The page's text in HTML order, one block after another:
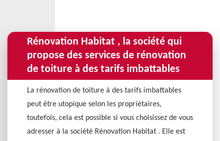
Rénovation Habitat , la société qui
propose des services de rénovation
de toiture à des tarifs imbattables
La rénovation de toiture à des tarifs imbattables
peut être utopique selon les propriétaires,
toutefois, cela est possible si vous choisissez de vous
adresser à la société Rénovation Habitat . Elle est